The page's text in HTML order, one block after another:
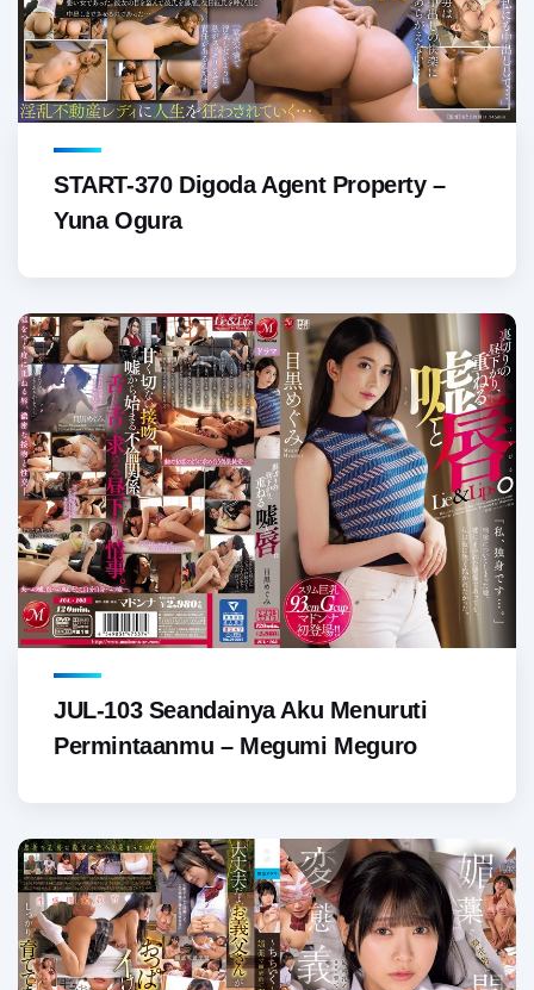
START-370 Digoda Agent Property –
Yuna Ogura
JUL-103 Seandainya Aku Menuruti
Permintaanmu – Megumi Meguro